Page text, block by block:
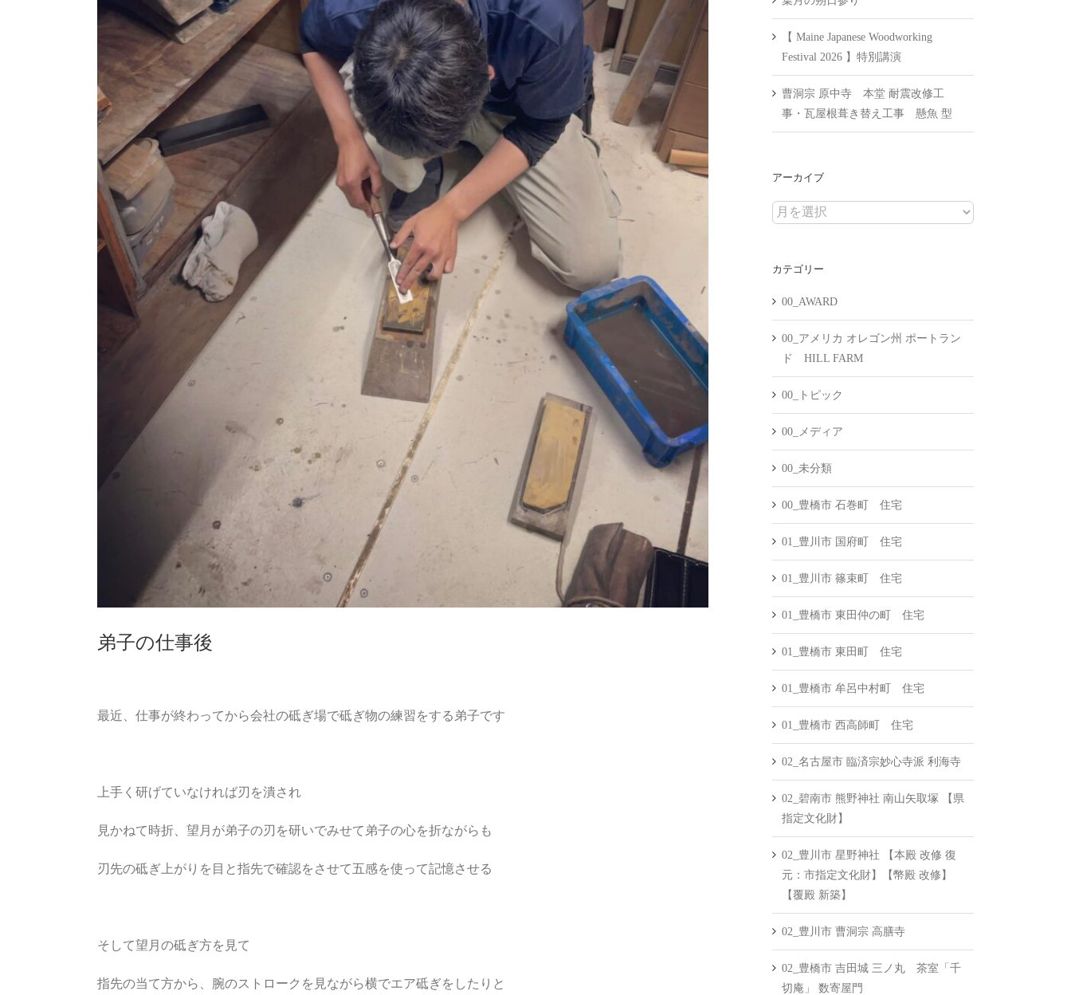
弟子の仕事後
最近、仕事が終わってから会社の砥ぎ場で砥ぎ物の練習をする弟子です
上手く研げていなければ刃を潰され
見かねて時折、望月が弟子の刃を研いでみせて弟子の心を折ながらも
刃先の砥ぎ上がりを目と指先で確認をさせて五感を使って記憶させる
そして望月の砥ぎ方を見て
指先の当て方から、腕のストロークを見ながら横でエア砥ぎをしたりと
【 Maine Japanese Woodworking
Festival 2026 】特別講演
曹洞宗 原中寺 本堂 耐震改修工
事・瓦屋根葺き替え工事 懸魚 型
アーカイブ
ア
イ
カテゴリー
00_AWARD
00_アメリカ オレゴン州 ポートラン
ド HILL FARM
00_トピック
00_メディア
00_未分類
00_豊橋市 石巻町 住宅
01_豊川市 国府町 住宅
01_豊川市 篠束町 住宅
01_豊橋市 東田仲の町 住宅
01_豊橋市 東田町 住宅
01_豊橋市 牟呂中村町 住宅
01_豊橋市 西高師町 住宅
02_名古屋市 臨済宗妙心寺派 利海寺
02_碧南市 熊野神社 南山矢取塚 【県
指定文化財】
02_豊川市 星野神社 【本殿 改修 復
元：市指定文化財】【幣殿 改修】
【覆殿 新築】
02_豊川市 曹洞宗 高膳寺
02_豊橋市 吉田城 三ノ丸 茶室「千
切庵」 数寄屋門